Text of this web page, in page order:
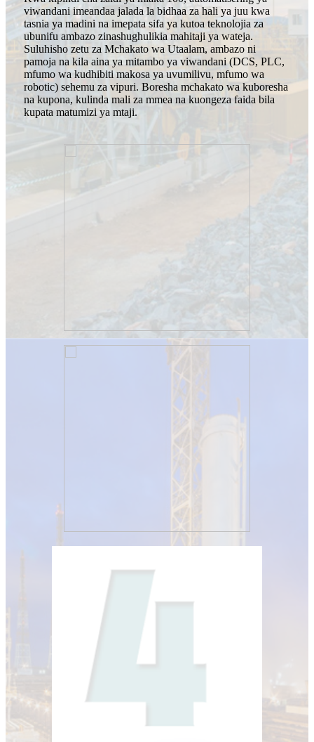
viwandani imeandaa jalada la bidhaa za hali ya juu kwa
tasnia ya madini na imepata sifa ya kutoa teknolojia za
ubunifu ambazo zinashughulikia mahitaji ya wateja.
Suluhisho zetu za Mchakato wa Utaalam, ambazo ni
pamoja na kila aina ya mitambo ya viwandani (DCS, PLC,
mfumo wa kudhibiti makosa ya uvumilivu, mfumo wa
robotic) sehemu za vipuri. Boresha mchakato wa kuboresha
na kupona, kulinda mali za mmea na kuongeza faida bila
kupata matumizi ya mtaji.